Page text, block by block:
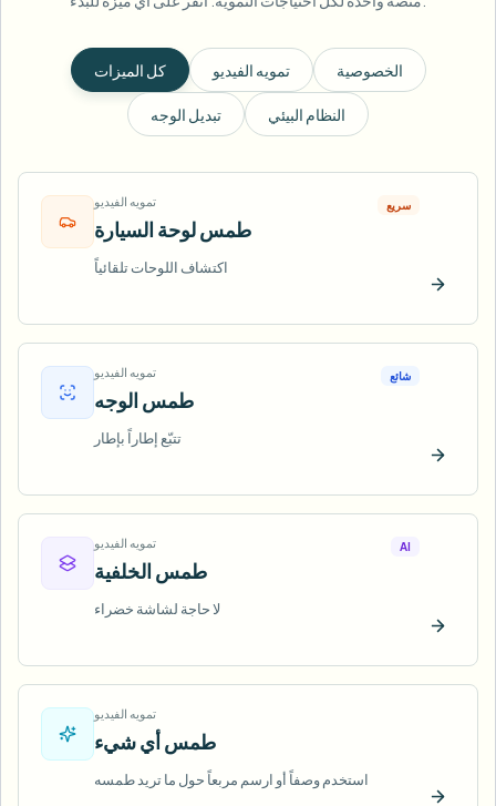
كل الميزات تمويه الفيديو الخصوصية
تبديل الوجه النظام البيئي
تمويه الفيديو
طمس لوحة السيارة
سريع
اكتشاف اللوحات تلقائياً
الآن
تمويه الفيديو
طمس الوجه
شائع
تتبّع إطاراً بإطار
الآن
تمويه الفيديو
طمس الخلفية
AI
لا حاجة لشاشة خضراء
الآن
تمويه الفيديو
طمس أي شيء
استخدم وصفاً أو ارسم مربعاً حول ما تريد طمسه